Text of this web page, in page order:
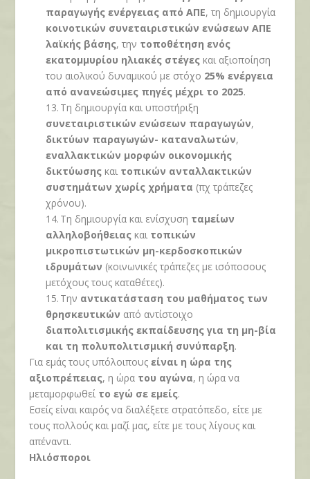
παραγωγής ενέργειας από ΑΠΕ, τη δημιουργία
κοινοτικών συνεταιριστικών ενώσεων ΑΠΕ
λαϊκής βάσης, την τοποθέτηση ενός
εκατομμυρίου ηλιακές στέγες και αξιοποίηση
του αιολικού δυναμικού με στόχο 25% ενέργεια
από ανανεώσιμες πηγές μέχρι το 2025.
13. Τη δημιουργία και υποστήριξη
συνεταιριστικών ενώσεων παραγωγών,
δικτύων παραγωγών- καταναλωτών,
εναλλακτικών μορφών οικονομικής
δικτύωσης και τοπικών ανταλλακτικών
συστημάτων χωρίς χρήματα (πχ τράπεζες
χρόνου).
14. Τη δημιουργία και ενίσχυση ταμείων
αλληλοβοήθειας και τοπικών
μικροπιστωτικών μη-κερδοσκοπικών
ιδρυμάτων (κοινωνικές τράπεζες με ισόποσους
μετόχους τους καταθέτες).
15. Την αντικατάσταση του μαθήματος των
θρησκευτικών από αντίστοιχο
διαπολιτισμικής εκπαίδευσης για τη μη-βία
και τη πολυπολιτισμική συνύπαρξη.
Για εμάς τους υπόλοιπουςείναι η ώρα της
αξιοπρέπειας, η ώρα του αγώνα, η ώρα να
μεταμορφωθεί το εγώ σε εμείς.
Εσείς είναι καιρός να διαλέξετε στρατόπεδο, είτε με
τους πολλούς και μαζί μας, είτε με τους λίγους και
απέναντι.
Ηλιόσποροι